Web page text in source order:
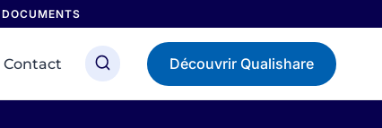
Contact Découvrir Qualishare